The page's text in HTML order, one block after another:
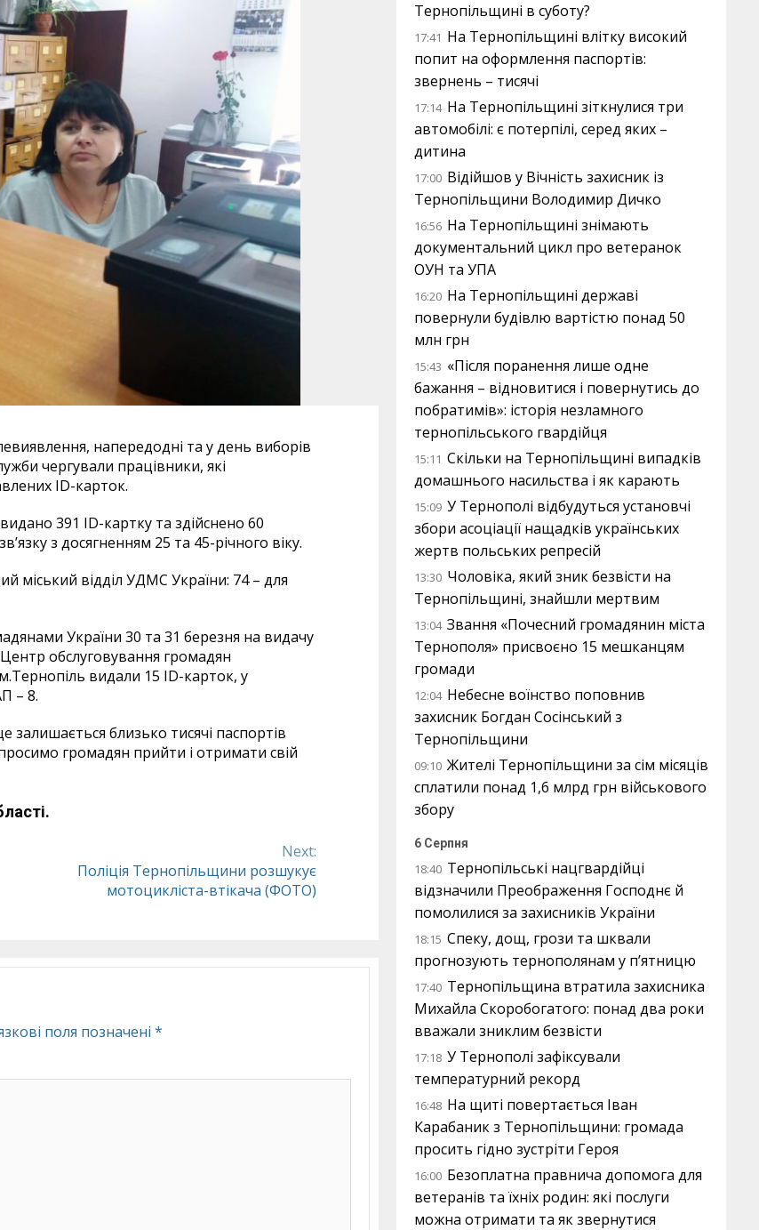
напередодні та у день виборів
чергували працівники, які
ID-карток.
391 ID-картку та здійснено 60
з досягненням 25 та 45-річного віку.
міський відділ УДМС України: 74 – для
України 30 та 31 березня на видачу
обслуговування громадян
видали 15 ID-карток, у
– 8.
залишається близько тисячі паспортів
громадян прийти і отримати свій
Next:
Поліція Тернопільщини розшукує
мотоцикліста-втікача (ФОТО)
поля позначені *
Тернопільщині в суботу?
17:41 На Тернопільщині влітку високий
попит на оформлення паспортів:
звернень – тисячі
17:14 На Тернопільщині зіткнулися три
автомобілі: є потерпілі, серед яких –
дитина
17:00 Відійшов у Вічність захисник із
Тернопільщини Володимир Дичко
16:56 На Тернопільщині знімають
документальний цикл про ветеранок
ОУН та УПА
16:20 На Тернопільщині державі
повернули будівлю вартістю понад 50
млн грн
15:43 «Після поранення лише одне
бажання – відновитися і повернутись до
побратимів»: історія незламного
тернопільського гвардійця
15:11 Скільки на Тернопільщині випадків
домашнього насильства і як карають
15:09 У Тернополі відбудуться установчі
збори асоціації нащадків українських
жертв польських репресій
13:30 Чоловіка, який зник безвісти на
Тернопільщині, знайшли мертвим
13:04 Звання «Почесний громадянин міста
Тернополя» присвоєно 15 мешканцям
громади
12:04 Небесне воїнство поповнив
захисник Богдан Сосінський з
Тернопільщини
09:10 Жителі Тернопільщини за сім місяців
сплатили понад 1,6 млрд грн військового
збору
6 Серпня
18:40 Тернопільські нацгвардійці
відзначили Преображення Господнє й
помолилися за захисників України
18:15 Спеку, дощ, грози та шквали
прогнозують тернополянам у п’ятницю
17:40 Тернопільщина втратила захисника
Михайла Скоробогатого: понад два роки
вважали зниклим безвісти
17:18 У Тернополі зафіксували
температурний рекорд
16:48 На щиті повертається Іван
Карабаник з Тернопільщини: громада
просить гідно зустріти Героя
16:00 Безоплатна правнича допомога для
ветеранів та їхніх родин: які послуги
можна отримати та як звернутися